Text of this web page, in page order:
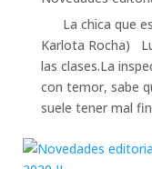
La chica que
Karlota Rocha)
las clases.La
con temor, sabe
suele tener mal